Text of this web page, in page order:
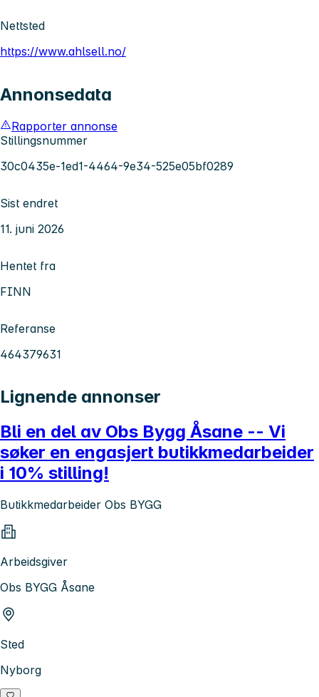
Nettsted
https://www.ahlsell.no/
Annonsedata
Rapporter annonse
Stillingsnummer
30c0435e-1ed1-4464-9e34-525e05bf0289
Sist endret
11. juni 2026
Hentet fra
FINN
Referanse
464379631
Lignende annonser
Bli en del av Obs Bygg Åsane -- Vi
søker en engasjert butikkmedarbeider
i 10% stilling!
Butikkmedarbeider Obs BYGG
Arbeidsgiver
Obs BYGG Åsane
Sted
Nyborg